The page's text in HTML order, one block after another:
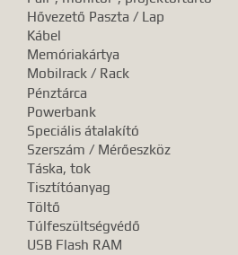
Hővezető Paszta / Lap
Kábel
Memóriakártya
Mobilrack / Rack
Pénztárca
Powerbank
Speciális átalakító
Szerszám / Mérőeszköz
Táska, tok
Tisztítóanyag
Töltő
Túlfeszültségvédő
USB Flash RAM